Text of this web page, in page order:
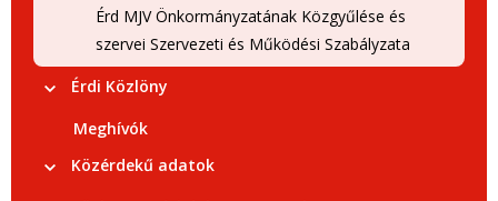
Érd MJV Önkormányzatának Közgyűlése és
szervei Szervezeti és Működési Szabályzata
Érdi Közlöny
Meghívók
Közérdekű adatok